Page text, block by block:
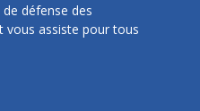
défense des
vous assiste pour tous